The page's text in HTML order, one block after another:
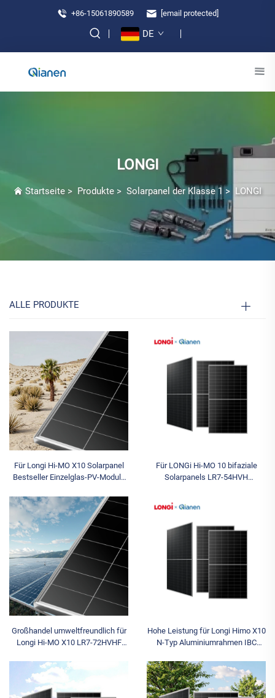
+86-15061890589 [email protected]
DE
LONGI
Startseite > Produkte > Solarpanel der Klasse 1 > LONGI
ALLE PRODUKTE
Für Longi Hi-MO X10 Solarpanel
Bestseller Einzelglas-PV-Module
industrielle Anwendungen
Für LONGi Hi-MO 10 bifaziale
Solarpanels LR7-54HVH
Doppelglas 480W 490W 500W
505W Halbzelltyp
Großhandel umweltfreundlich für
Longi Hi-MO X10 LR7-72HVHF
nutzbare N-Typ-Solarpanels für
Heimsysteme für Longi P
Hohe Leistung für Longi Himo X10
N-Typ Aluminiumrahmen IBC
10-Module-System, 655 W–670 W
Solarmodule